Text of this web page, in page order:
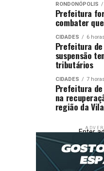
RONDONÓPOLIS
Prefeitura
combater
CIDADES 6
Prefeitura
suspensão
tributários
CIDADES 7
Prefeitura de
na
região da
Enter